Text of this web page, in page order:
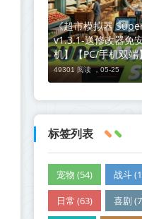
《超市模拟器
v1.3.1-送修改器免
机】【PC/手机双
49301 阅读 ，05-25
标签列表
宠物 (54) 战斗
日常 (63) 喜剧